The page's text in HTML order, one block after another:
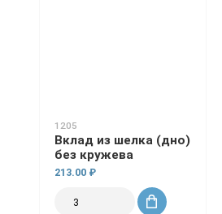
1205
Вклад из шелка (дно)
без кружева
213.00 ₽